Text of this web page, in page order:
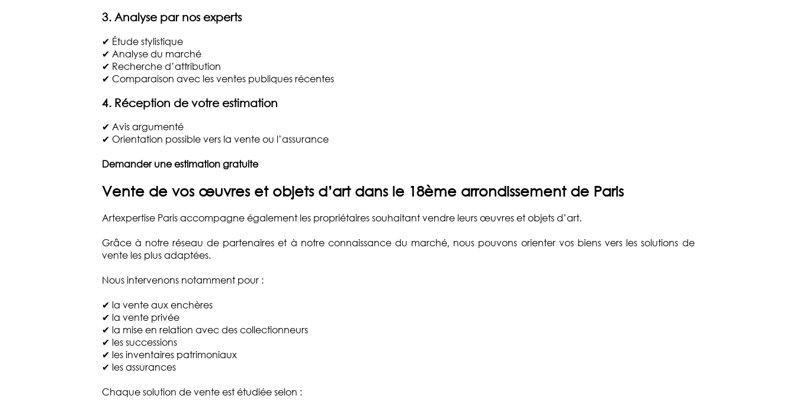
3. Analyse par nos experts
✔ Étude stylistique
✔ Analyse du marché
✔ Recherche d’attribution
✔ Comparaison avec les ventes publiques récentes
4. Réception de votre estimation
✔ Avis argumenté
✔ Orientation possible vers la vente ou l’assurance
Demander une estimation gratuite
Vente de vos œuvres et objets d’art dans le 18ème arrondissement de Paris
Artexpertise Paris accompagne également les propriétaires souhaitant vendre leurs œuvres et objets d’art.
Grâce à notre réseau de partenaires et à notre connaissance du marché, nous pouvons orienter vos biens vers les solutions de
vente les plus adaptées.
Nous intervenons notamment pour :
✔ la vente aux enchères
✔ la vente privée
✔ la mise en relation avec des collectionneurs
✔ les successions
✔ les inventaires patrimoniaux
✔ les assurances
Chaque solution de vente est étudiée selon :